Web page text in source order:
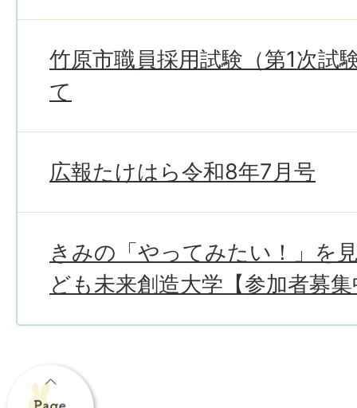
竹原市職員採用試験（第1次試
て
広報たけはら令和8年7月号
きみの「やってみたい！」を
ども未来創造大学【参加者募